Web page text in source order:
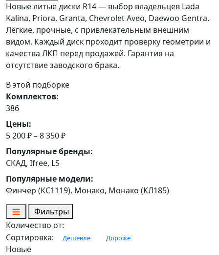
Новые литые диски R14 — выбор владельцев Lada
Kalina, Priora, Granta, Chevrolet Aveo, Daewoo Gentra.
Лёгкие, прочные, с привлекательным внешним
видом. Каждый диск проходит проверку геометрии и
качества ЛКП перед продажей. Гарантия на
отсутствие заводского брака.
В этой подборке
Комплектов:
386
Цены:
5 200 ₽ – 8 350 ₽
Популярные бренды:
СКАД, Ifree, LS
Популярные модели:
Финчер (КС1119), Монако, Монако (КЛ185)
Фильтры
Количество от:
Сортировка:
Дешевле Дороже
Новые